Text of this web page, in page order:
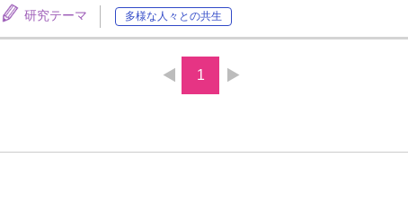
研究テーマ 多様な人々との共生
1